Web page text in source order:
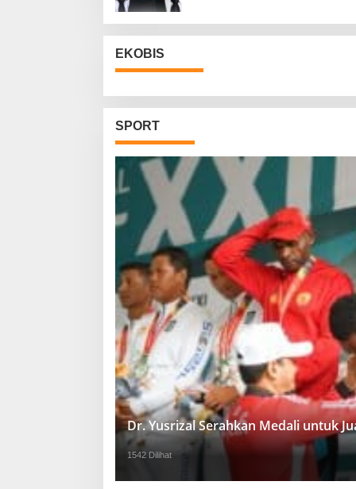
EKOBIS
SPORT
Dr. Yusrizal Serahkan Medali untuk
1542 Dilihat